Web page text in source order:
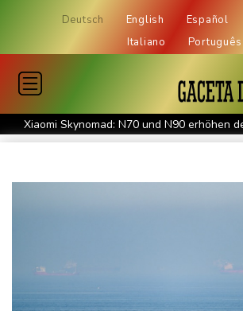
Deutsch English Español
Italiano
Português
Xiaomi Skynomad: N70 und N90 erhöhen
SUV-Markt
Leipzig
Kabel der Deutschen Bahn beschädigt: